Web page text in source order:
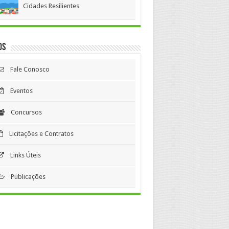
Cidades Resilientes
Fale Conosco
Eventos
Concursos
Licitações e Contratos
Links Úteis
Publicações